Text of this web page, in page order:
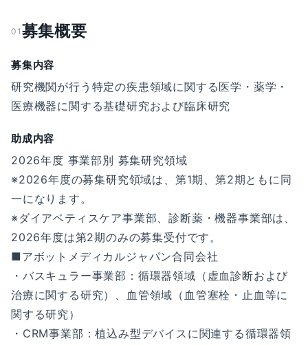
01 募集概要
募集内容
研究機関が行う特定の疾患領域に関する医学・薬学・
医療機器に関する基礎研究および臨床研究
助成内容
2026年度 事業部別 募集研究領域
※2026年度の募集研究領域は、第1期、第2期ともに同
一になります。
※ダイアベティスケア事業部、診断薬・機器事業部は、
2026年度は第2期のみの募集受付です。
■アボットメディカルジャパン合同会社
・バスキュラー事業部：循環器領域（虚血診断および
治療に関する研究）、血管領域（血管塞栓・止血等に
関する研究）
・CRM事業部：植込み型デバイスに関連する循環器領